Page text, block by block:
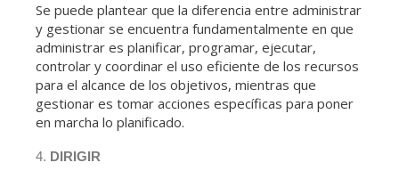
Se puede plantear que la diferencia entre administrar
y gestionar se encuentra fundamentalmente en que
administrar es planificar, programar, ejecutar,
controlar y coordinar el uso eficiente de los recursos
para el alcance de los objetivos, mientras que
gestionar es tomar acciones específicas para poner
en marcha lo planificado.
4. DIRIGIR